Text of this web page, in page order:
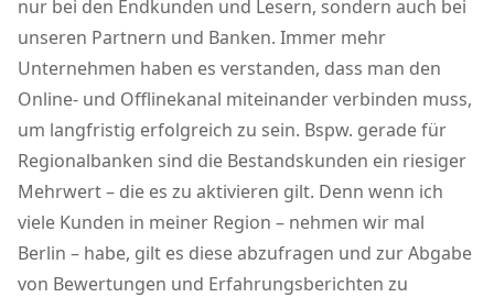
nur bei den Endkunden und Lesern, sondern auch bei
unseren Partnern und Banken. Immer mehr
Unternehmen haben es verstanden, dass man den
Online- und Offlinekanal miteinander verbinden muss,
um langfristig erfolgreich zu sein. Bspw. gerade für
Regionalbanken sind die Bestandskunden ein riesiger
Mehrwert – die es zu aktivieren gilt. Denn wenn ich
viele Kunden in meiner Region – nehmen wir mal
Berlin – habe, gilt es diese abzufragen und zur Abgabe
von Bewertungen und Erfahrungsberichten zu